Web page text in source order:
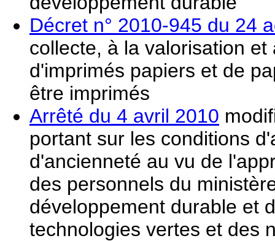
Décret n° 2010-945 du 24
collecte, à la valorisation
d'imprimés papiers et de
être imprimés
Arrêté du 4 avril 2010
portant sur les conditions
d'ancienneté au vu de
des personnels du
développement durable et
technologies vertes et des